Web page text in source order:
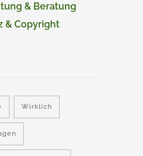
& Beratung
& Copyright
Wirklich